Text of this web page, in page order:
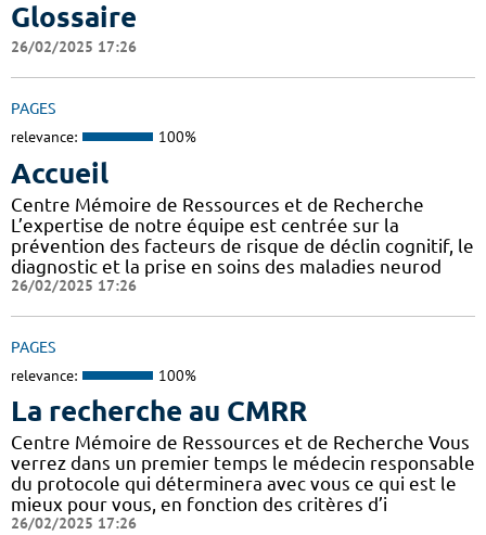
Glossaire
26/02/2025 17:26
PAGES
relevance: 100%
Accueil
Centre Mémoire de Ressources et de Recherche
L’expertise de notre équipe est centrée sur la
prévention des facteurs de risque de déclin cognitif, le
diagnostic et la prise en soins des maladies neurod
26/02/2025 17:26
PAGES
relevance: 100%
La recherche au CMRR
Centre Mémoire de Ressources et de Recherche Vous
verrez dans un premier temps le médecin responsable
du protocole qui déterminera avec vous ce qui est le
mieux pour vous, en fonction des critères d’i
26/02/2025 17:26